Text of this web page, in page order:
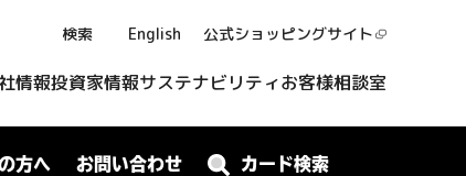
検索 English 公式ショッピングサイト
情報投資家情報サステナビリティお客様相談室
方へ お問い合わせ カード検索